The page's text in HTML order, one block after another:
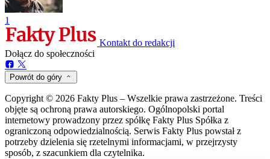
1
Kontakt do redakcji
Dołącz do społeczności
Powrót do góry
Copyright © 2026 Fakty Plus – Wszelkie prawa zastrzeżone. Treści
objęte są ochroną prawa autorskiego. Ogólnopolski portal
internetowy prowadzony przez spółkę Fakty Plus Spółka z
ograniczoną odpowiedzialnością. Serwis Fakty Plus powstał z
potrzeby dzielenia się rzetelnymi informacjami, w przejrzysty
sposób, z szacunkiem dla czytelnika.